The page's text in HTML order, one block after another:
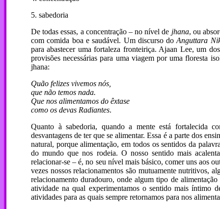
5. sabedoria
De todas essas, a concentração – no nível de jhana, ou
com comida boa e saudável. Um discurso doAnguttara
para abastecer uma fortaleza fronteiriça. Ajaan Lee, um
provisões necessárias para uma viagem por uma floresta
jhana:
Quão felizes vivemos nós,
que não temos nada.
Que nos alimentamos do êxtase
como os devas Radiantes.
Quanto à sabedoria, quando a mente está fortalecida
desvantagens de ter que se alimentar. Essa é a parte dos
natural, porque alimentação, em todos os sentidos da
do mundo que nos rodeia. O nosso sentido mais
relacionar-se – é, no seu nível mais básico, comer uns aos
vezes nossos relacionamentos são mutuamente nutritivos,
relacionamento duradouro, onde algum tipo de
atividade na qual experimentamos o sentido mais íntimo
atividades para as quais sempre retornamos para nos